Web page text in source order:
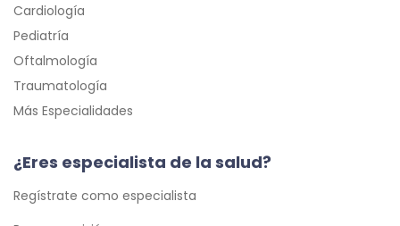
Cardiología
Pediatría
Oftalmología
Traumatología
Más Especialidades
¿Eres especialista de la salud?
Regístrate como especialista